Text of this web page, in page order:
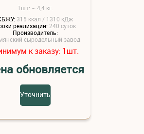
1шт: ~ 4,4 кг.
315 ккал / 1310 кДж
реализации: 240 суток
Производитель:
сыродельный завод
к заказу: 1шт.
обновляется
Уточнить